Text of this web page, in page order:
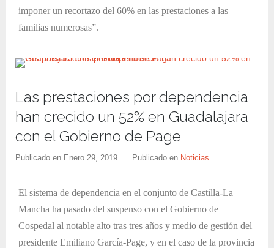
imponer un recortazo del 60% en las prestaciones a las
familias numerosas”.
Las prestaciones por dependencia
han crecido un 52% en Guadalajara
con el Gobierno de Page
Publicado en Enero 29, 2019 Publicado en Noticias
El sistema de dependencia en el conjunto de Castilla-La
Mancha ha pasado del suspenso con el Gobierno de
Cospedal al notable alto tras tres años y medio de gestión del
presidente Emiliano García-Page, y en el caso de la provincia